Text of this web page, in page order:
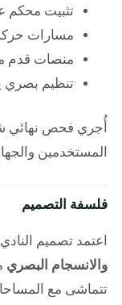
تثبيت محكم
مسارات
منصات قدم
تنظيم بصري
أُجري فحص نهائي
المستخدمين
فلسفة التصميم
اعتمد تصميم
والانسجام البصري
تتماشى مع